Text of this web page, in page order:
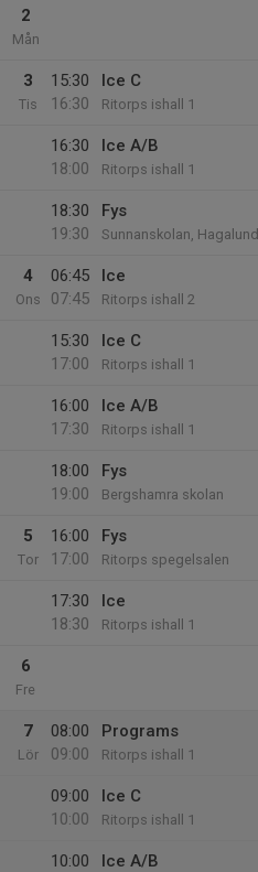
2
Mån
3
Tis
15:30
16:30
Ice C
Ritorps ishall 1
16:30
18:00
Ice A/B
Ritorps ishall 1
18:30
19:30
Fys
Sunnanskolan, Hagalund
4
Ons
06:45
07:45
Ice
Ritorps ishall 2
15:30
17:00
Ice C
Ritorps ishall 1
16:00
17:30
Ice A/B
Ritorps ishall 1
18:00
19:00
Fys
Bergshamra skolan
5
Tor
16:00
17:00
Fys
Ritorps spegelsalen
17:30
18:30
Ice
Ritorps ishall 1
6
Fre
7
Lör
08:00
09:00
Programs
Ritorps ishall 1
09:00
10:00
Ice C
Ritorps ishall 1
10:00
Ice A/B